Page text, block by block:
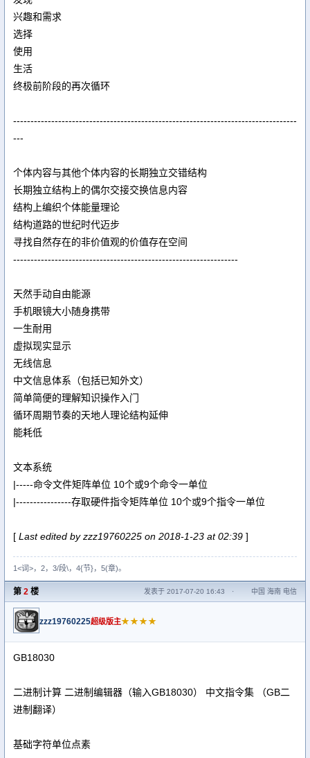
兴趣和需求
选择
使用
生活
终极前阶段的再次循环
----------------------------------------------------------------------------------
---
个体内容与其他个体内容的长期独立交错结构
长期独立结构上的偶尔交接交换信息内容
结构上编织个体能量理论
结构道路的世纪时代迈步
寻找自然存在的非价值观的价值存在空间
-----------------------------------------------------------------
天然手动自由能源
手机眼镜大小随身携带
一生耐用
虚拟现实显示
无线信息
中文信息体系（包括已知外文）
简单简便的理解知识操作入门
循环周期节奏的天地人理论结构延伸
能耗低
文本系统
|-----命令文件矩阵单位 10个或9个命令一单位
|----------------存取硬件指令矩阵单位 10个或9个指令一单位
[ Last edited by zzz19760225 on 2018-1-23 at 02:39 ]
1<词>，2，3/段\，4{节}，5(章)。
第 2 楼 发表于 2017-07-20 16:43 · 中国 海南 电信
zzz19760225超级版主★★★★
GB18030
二进制计算 二进制编辑器（输入GB18030） 中文指令集 （GB二
进制翻译）
基础字符单位点素